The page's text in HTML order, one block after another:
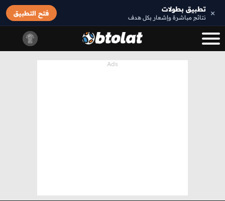
× تطبيق بطولات
نتائج مباشرة وإشعار بكل هدف
فتح التطبيق